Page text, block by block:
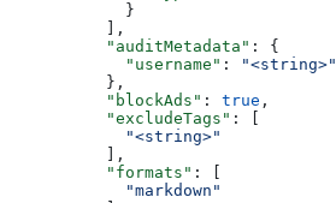
            }
          ],
          "auditMetadata"
: {
            "username"
:
"<string>"
          },
          "blockAds"
: true ,
          "excludeTags"
: [
            "<string>"
          ],
          "formats"
: [
            "markdown"